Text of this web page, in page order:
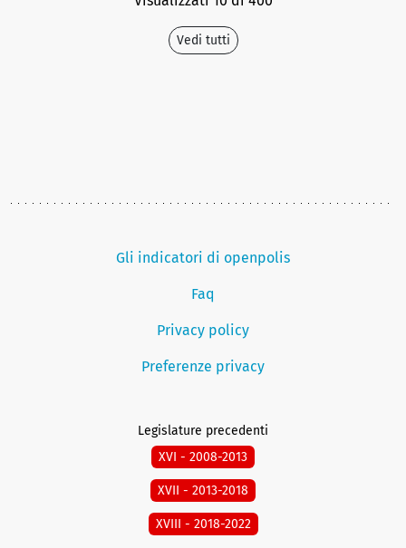
Vedi tutti
Gli indicatori di openpolis
Faq
Privacy policy
Preferenze privacy
Legislature precedenti
XVI - 2008-2013
XVII - 2013-2018
XVIII - 2018-2022